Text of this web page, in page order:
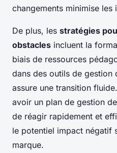
changements minimise les
De plus, les stratégies
obstacles incluent la
biais de ressources
dans des outils de gestion
assure une transition
avoir un plan de gestion
de réagir rapidement et
le potentiel impact négatif
marque.